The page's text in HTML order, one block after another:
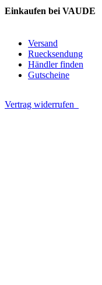
Einkaufen bei VAUDE
Versand
Ruecksendung
Händler finden
Gutscheine
Vertrag widerrufen